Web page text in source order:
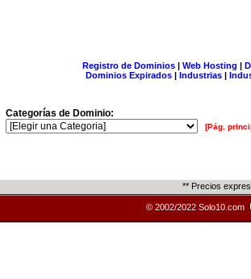
Registro de Dominios| Web Hosting |
Dominios Expirados | Industrias |
Categorías de Dominio:
[Pág.
** Precios
© 2002/2022 Solo10.com